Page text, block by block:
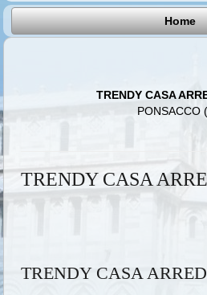
Home
TRENDY CASA
PONSACCO
TRENDY CASA
TRENDY CASA